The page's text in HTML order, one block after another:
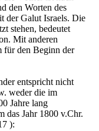
den Worten des
der Galut Israels. Die
stehen, bedeutet
Mit anderen
für den Beginn der
entspricht nicht
weder die im
Jahre lang
das Jahr 1800 v.Chr.
):